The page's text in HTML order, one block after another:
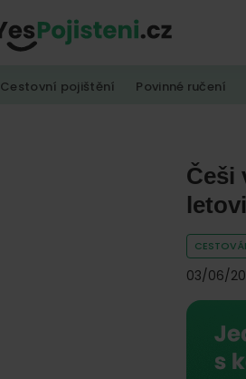
srovnávač
Cestovní pojištění Povinné ručení
Češi
03/06/